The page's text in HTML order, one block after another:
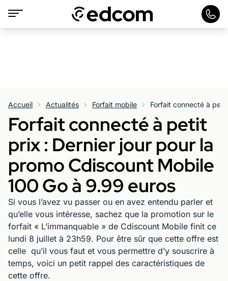
Accueil Actualités Forfait mobile
Forfait connecté à petit
prix : Dernier jour pour la
promo Cdiscount Mobile
100 Go à 9.99 euros
Si vous l’avez vu passer ou en avez entendu parler et
qu’elle vous intéresse, sachez que la promotion sur le
forfait « L’immanquable » de Cdiscount Mobile finit ce
lundi 8 juillet à 23h59. Pour être sûr que cette offre est
celle qu’il vous faut et vous permettre d’y souscrire à
temps, voici un petit rappel des caractéristiques de
cette offre.